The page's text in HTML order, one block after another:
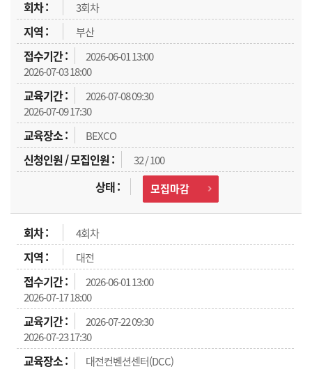
3회차
부산
2026-06-01 13:00
2026-07-03 18:00
2026-07-08 09:30
2026-07-09 17:30
BEXCO
32 / 100
모집마감
4회차
대전
2026-06-01 13:00
2026-07-17 18:00
2026-07-22 09:30
2026-07-23 17:30
대전컨벤션센터(DCC)